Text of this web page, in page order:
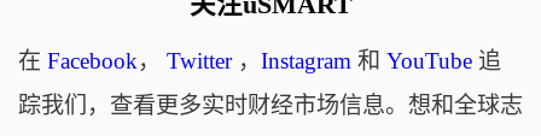
在 Facebook， Twitter， Instagram和 YouTube追
踪我们，查看更多实时财经市场信息。想和全球志